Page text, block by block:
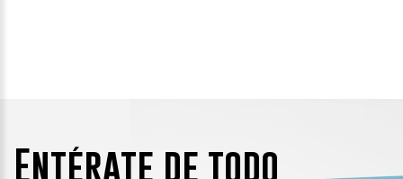
Entérate de todo